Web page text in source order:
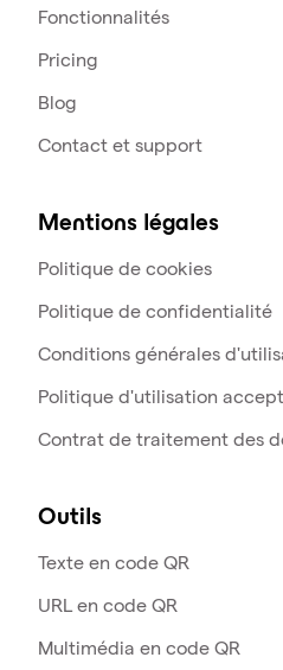
Fonctionnalités
Pricing
Blog
Contact et support
Mentions légales
Politique de cookies
Politique de confidentialité
Conditions générales
Politique d'utilisation
Contrat de traitement des
Outils
Texte en code QR
URL en code QR
Multimédia en code QR